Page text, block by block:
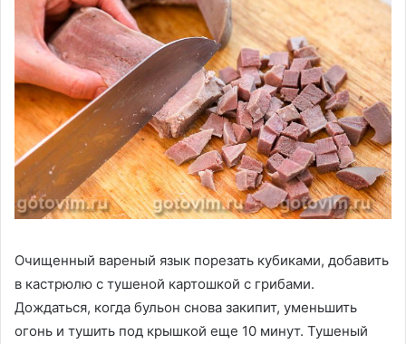
Очищенный вареный язык порезать кубиками, добавить
в кастрюлю с тушеной картошкой с грибами.
Дождаться, когда бульон снова закипит, уменьшить
огонь и тушить под крышкой еще 10 минут. Тушеный